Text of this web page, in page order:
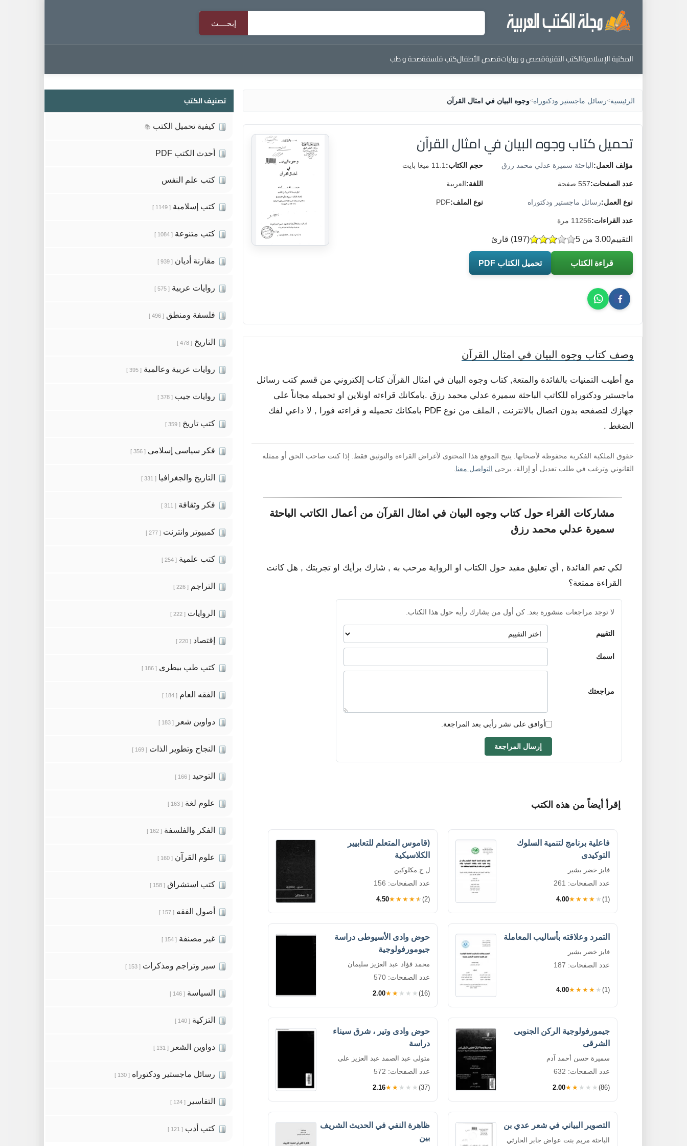
المكتبة الإسلاميةالكتب التقنيةقصص و رواياتقصص الأطفالكتب فلسفةصحة و طب
الرئيسية>رسائل ماجستير ودكتوراه>وجوه البيان في امثال القرآن
تحميل كتاب وجوه البيان في امثال القرآن
مؤلف العمل:الباحثة سميرة عدلي محمد رزق حجم الكتاب: 11.1 ميغا بايت
عدد الصفحات:557 صفحة اللغة:العربية
نوع العمل:رسائل ماجستير ودكتوراه نوع الملف:PDF
عدد القراءات:11256 مرة
التقييم (
197) قارئ 3.00 من 5
قراءة الكتاب تحميل الكتاب PDF
وصف كتاب وجوه البيان في امثال القرآن
مع أطيب التمنيات بالفائدة والمتعة, كتاب وجوه البيان في امثال القرآن كتاب إلكتروني من قسم كتب رسائل
ماجستير ودكتوراه للكاتب الباحثة سميرة عدلي محمد رزق .بامكانك قراءته اونلاين او تحميله مجاناً على
جهازك لتصفحه بدون اتصال بالانترنت , الملف من نوع PDF بامكانك تحميله و قراءته فورا , لا داعي لفك
الضغط .
حقوق الملكية الفكرية محفوظة لأصحابها. يتيح الموقع هذا المحتوى لأغراض القراءة والتوثيق فقط. إذا كنت صاحب الحق أو ممثله
القانوني وترغب في طلب تعديل أو إزالة، يرجى التواصل معنا
مشاركات القراء حول كتاب وجوه البيان في امثال القرآن من أعمال الكاتب الباحثة
سميرة عدلي محمد رزق
لكي تعم الفائدة , أي تعليق مفيد حول الكتاب او الرواية مرحب به , شارك برأيك او تجربتك , هل كانت
القراءة ممتعة؟
لا توجد مراجعات منشورة بعد. كن أول من يشارك رأيه حول هذا الكتاب.
التقييم
اسمك
مراجعتك
أوافق على نشر رأيي بعد المراجعة.
إرسال المراجعة
إقرأ أيضاً من هذه الكتب
فاعلية برنامج لتنمية السلوك
التوكيدى
فايز خضر بشير
عدد الصفحات: 261
4.00★★★★★ (1)
(قاموس المتعلم للتعابيير
الكلاسيكية
ل.ج.مكلوكين
عدد الصفحات: 156
4.50★★★★★ (2)
التمرد وعلاقته بأساليب المعاملة
فايز خضر بشير
عدد الصفحات: 187
4.00★★★★★ (1)
حوض وادى الأسيوطى دراسة
جيومورفولوجية
محمد فؤاد عبد العزيز سليمان
عدد الصفحات: 570
2.00★★★★★ (16)
جيمورفولوجية الركن الجنوبى
الشرقى
سميرة حسن أحمد آدم
عدد الصفحات: 632
2.00★★★★★ (86)
حوض وادى وتير ، شرق سيناء
دراسة
متولى عبد الصمد عبد العزيز على
عدد الصفحات: 572
2.16★★★★★ (37)
التصوير البياني في شعر عدي بن
الباحثة مريم بنت عواض جابر الحارثي
ظاهرة النفي في الحديث الشريف
بين
تصنيف الكتب
كيفية تحميل الكتب 📚
أحدث الكتب PDF
كتب علم النفس
كتب إسلامية [ 1149 ]
كتب متنوعة [ 1084 ]
مقارنة أديان [ 939 ]
روايات عربية [ 575 ]
فلسفة ومنطق [ 496 ]
التاريخ [ 478 ]
روايات عربية وعالمية [ 395 ]
روايات جيب [ 378 ]
كتب تاريخ [ 359 ]
فكر سياسى إسلامى [ 356 ]
التاريخ والجغرافيا [ 331 ]
فكر وثقافة [ 311 ]
كمبيوتر وانترنت [ 277 ]
كتب علمية [ 254 ]
التراجم [ 226 ]
الروايات [ 222 ]
إقتصاد [ 220 ]
كتب طب بيطرى [ 186 ]
الفقه العام [ 184 ]
دواوين شعر [ 183 ]
النجاح وتطوير الذات [ 169 ]
التوحيد [ 166 ]
علوم لغة [ 163 ]
الفكر والفلسفة [ 162 ]
علوم القرآن [ 160 ]
كتب استشراق [ 158 ]
أصول الفقه [ 157 ]
غير مصنفة [ 154 ]
سير وتراجم ومذكرات [ 153 ]
السياسة [ 146 ]
التزكية [ 140 ]
دواوين الشعر [ 131 ]
رسائل ماجستير ودكتوراه [ 130 ]
التفاسير [ 124 ]
كتب أدب [ 121 ]